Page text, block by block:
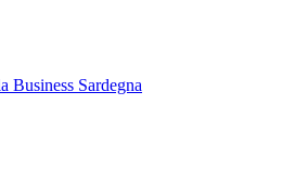
Business Sardegna